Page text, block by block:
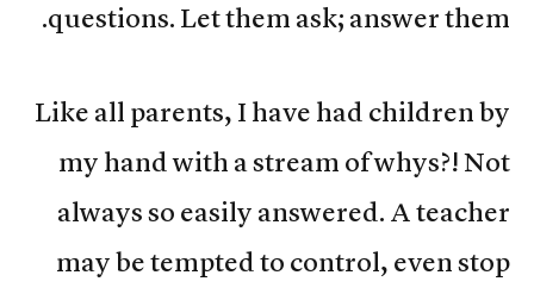
questions. Let them ask; answer them.
Like all parents, I have had children by
my hand with a stream of whys?! Not
always so easily answered. A teacher
may be tempted to control, even stop